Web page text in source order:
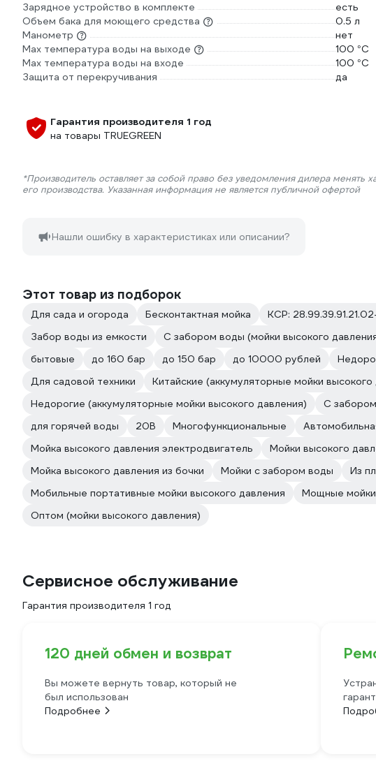
Зарядное устройство в комплекте
есть
Объем бака для моющего средства
0.5 л
Манометр
нет
Max температура воды на выходе
100 °С
Max температура воды на входе
100 °С
Защита от перекручивания
да
Гарантия производителя 1 год
на товары TRUEGREEN
*Производитель оставляет за собой право без уведомления дилера менять
его производства. Указанная информация не является публичной офертой
Нашли ошибку в характеристиках или описании?
Этот товар из подборок
Для сада и огорода Бесконтактная мойка КСР:
Забор воды из емкости
С забором воды (мойки высокого
бытовые
до 160 бар до 150 бар до 10000 рублей
Для садовой техники
Китайские (аккумуляторные мойки высокого
Недорогие (аккумуляторные мойки высокого давления)
С
для горячей воды
20В Многофункциональные
Мойка высокого давления электродвигатель
Мойки высокого
Мойка высокого давления из бочки
Мойки с забором воды Из
Мобильные портативные мойки высокого давления
Мощные мойки
Оптом (мойки высокого давления)
Сервисное обслуживание
Гарантия производителя 1 год
120 дней обмен и возврат
Вы можете вернуть товар, который не
был использован
Подробнее